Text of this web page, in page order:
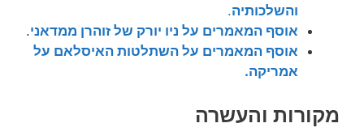
והשלכותיה.
אוסף המאמרים על ניו יורק של זוהרן ממדאני.
אוסף המאמרים על השתלטות האיסלאם על
אמריקה.
מקורות והעשרה